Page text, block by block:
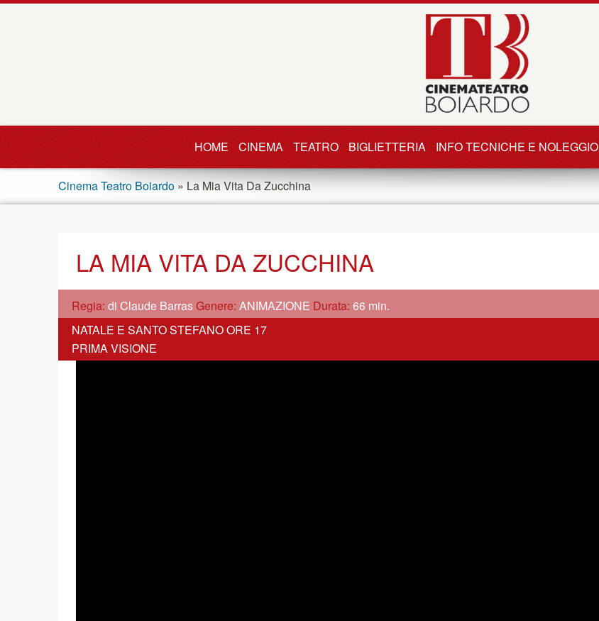
HOME CINEMA TEATRO BIGLIETTERIA INFO TECNICHE E NOLEGGIO
Cinema Teatro Boiardo » La Mia Vita Da Zucchina
LA MIA VITA DA ZUCCHINA
Regia: di Claude BarrasGenere: ANIMAZIONE Durata: 66 min.
NATALE E SANTO STEFANO ORE 17
PRIMA VISIONE